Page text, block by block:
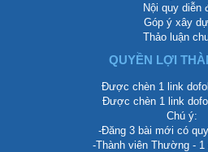
Nội quy diễn
Góp ý xây
Thảo luận
QUYỀN LỢI
Được chèn 1 link
Được chèn 1 link
Chú ý:
-Đăng 3 bài mới có
-Thành viên Thường - 1